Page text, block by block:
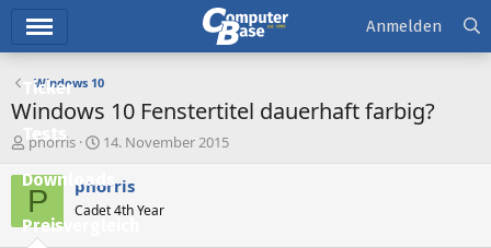
Ticker
Tests
Downloads
Preisvergleich
Anmelden
Windows 10
Windows 10 Fenstertitel dauerhaft farbig?
E
s
e
phorris
E
s
e
14. November 2015
P phorris
Cadet 4th Year